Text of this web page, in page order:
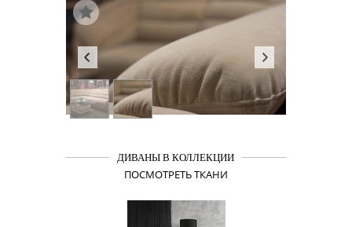
ДИВАНЫ В КОЛЛЕКЦИИ
ПОСМОТРЕТЬ ТКАНИ